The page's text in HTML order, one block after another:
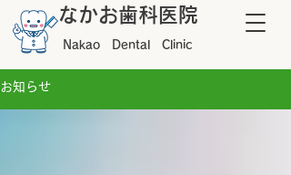
Nakao Dental Clinic
なかお歯科医院
お知らせ